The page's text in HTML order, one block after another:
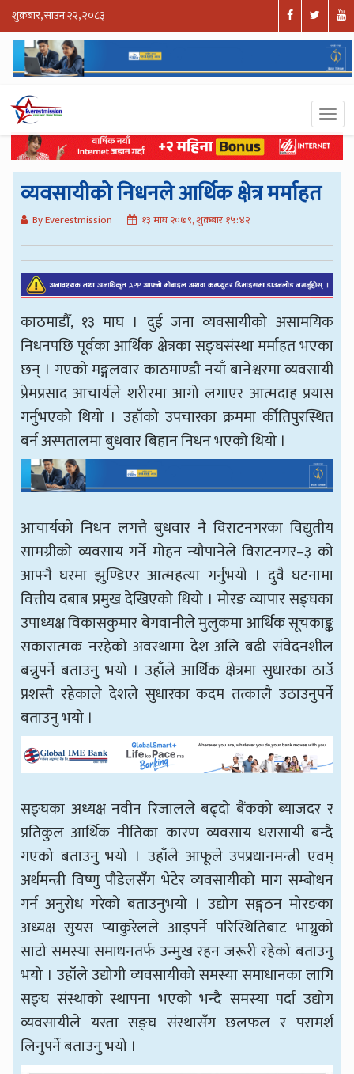
शुक्रबार, साउन २२, २०८३
व्यवसायीको निधनले आर्थिक क्षेत्र मर्माहत
By Everestmission १३ माघ २०७९, शुक्रबार १५:४२
काठमाडौँ, १३ माघ । दुई जना व्यवसायीको असामयिक
निधनपछि पूर्वका आर्थिक क्षेत्रका सङ्घसंस्था मर्माहत भएका
छन् । गएको मङ्गलवार काठमाण्डौ नयाँ बानेश्वरमा व्यवसायी
प्रेमप्रसाद आचार्यले शरीरमा आगो लगाएर आत्मदाह प्रयास
गर्नुभएको थियो । उहाँको उपचारका क्रममा र्कीतिपुरस्थित
बर्न अस्पतालमा बुधवार बिहान निधन भएको थियो ।
आचार्यको निधन लगत्तै बुधवार नै विराटनगरका विद्युतीय
सामग्रीको व्यवसाय गर्ने मोहन न्यौपानेले विराटनगर–३ को
आफ्नै घरमा झुण्डिएर आत्महत्या गर्नुभयो । दुवै घटनामा
वित्तीय दबाब प्रमुख देखिएको थियो । मोरङ व्यापार सङ्घका
उपाध्यक्ष विकासकुमार बेगवानीले मुलुकमा आर्थिक सूचकाङ्क
सकारात्मक नरहेको अवस्थामा देश अलि बढी संवेदनशील
बन्नुपर्ने बताउनु भयो । उहाँले आर्थिक क्षेत्रमा सुधारका ठाउँ
प्रशस्तै रहेकाले देशले सुधारका कदम तत्कालै उठाउनुपर्ने
बताउनु भयो ।
सङ्घका अध्यक्ष नवीन रिजालले बढ्दो बैंकको ब्याजदर र
प्रतिकुल आर्थिक नीतिका कारण व्यवसाय धरासायी बन्दै
गएको बताउनु भयो । उहाँले आफूले उपप्रधानमन्त्री एवम्
अर्थमन्त्री विष्णु पौडेलसँग भेटेर व्यवसायीको माग सम्बोधन
गर्न अनुरोध गरेको बताउनुभयो । उद्योग सङ्गठन मोरङका
अध्यक्ष सुयस प्याकुरेलले आइपर्ने परिस्थितिबाट भाग्नुको
साटो समस्या समाधनतर्फ उन्मुख रहन जरूरी रहेको बताउनु
भयो । उहाँले उद्योगी व्यवसायीको समस्या समाधानका लागि
सङ्घ संस्थाको स्थापना भएको भन्दै समस्या पर्दा उद्योग
व्यवसायीले यस्ता सङ्घ संस्थासँग छलफल र परामर्श
लिनुपर्ने बताउनु भयो ।